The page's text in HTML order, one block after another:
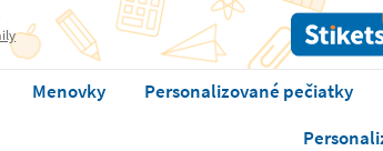
Menovky Personalizované pečiatky